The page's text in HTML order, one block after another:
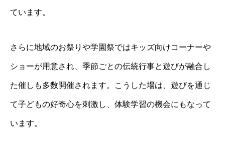
ています。
さらに地域のお祭りや学園祭ではキッズ向けコーナーや
ショーが用意され、季節ごとの伝統行事と遊びが融合し
た催しも多数開催されます。こうした場は、遊びを通じ
て子どもの好奇心を刺激し、体験学習の機会にもなって
います。